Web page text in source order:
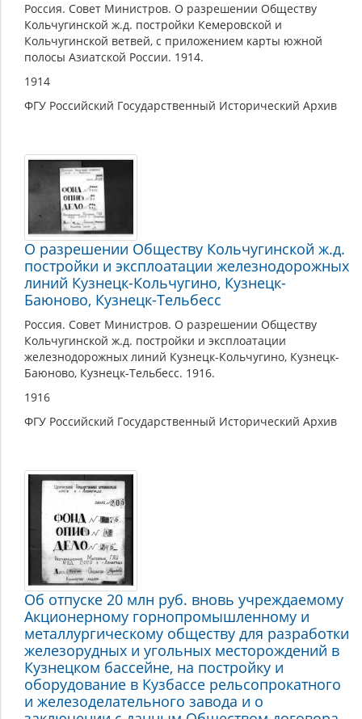
Россия. Совет Министров. О разрешении Обществу
Кольчугинской ж.д. постройки Кемеровской и
Кольчугинской ветвей, с приложением карты южной
полосы Азиатской России. 1914.
1914
ФГУ Российский Государственный Исторический Архив
О разрешении Обществу Кольчугинской ж.д.
постройки и эксплоатации железнодорожных
линий Кузнецк-Кольчугино, Кузнецк-
Баюново, Кузнецк-Тельбесс
Россия. Совет Министров. О разрешении Обществу
Кольчугинской ж.д. постройки и эксплоатации
железнодорожных линий Кузнецк-Кольчугино, Кузнецк-
Баюново, Кузнецк-Тельбесс. 1916.
1916
ФГУ Российский Государственный Исторический Архив
Об отпуске 20 млн руб. вновь учреждаемому
Акционерному горнопромышленному и
металлургическому обществу для разработки
железорудных и угольных месторождений в
Кузнецком бассейне, на постройку и
оборудование в Кузбассе рельсопрокатного
и железоделательного завода и о